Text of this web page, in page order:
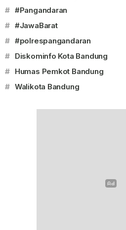
# #Pangandaran
# #JawaBarat
# #polrespangandaran
# Diskominfo Kota Bandung
# Humas Pemkot Bandung
# Walikota Bandung